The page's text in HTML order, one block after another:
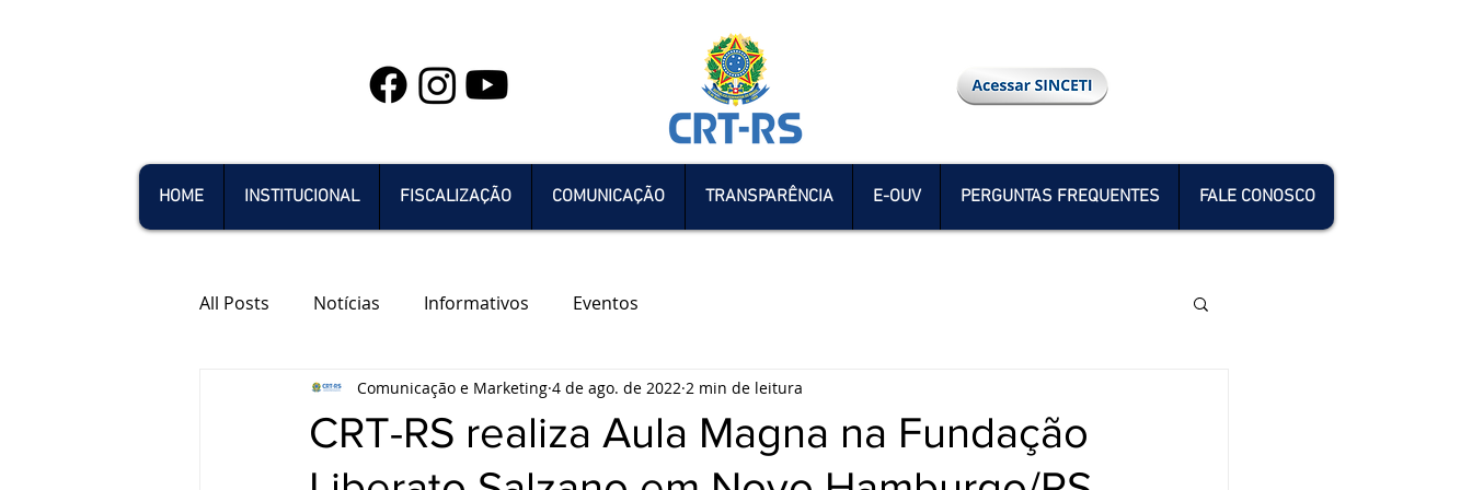
HOME INSTITUCIONAL FISCALIZAÇÃO COMUNICAÇÃO TRANSPARÊNCIA E-OUV PERGUNTAS FREQUENTES FALE CONOSCO
All Posts Notícias Informativos Eventos
CRT-RS realiza Aula Magna na Fundação
Comunicação e Marketing 4 de ago. de 2022 2 min de leitura